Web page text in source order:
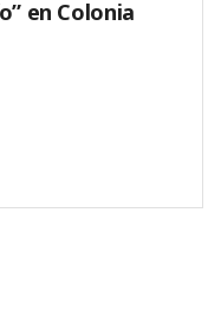
en Colonia